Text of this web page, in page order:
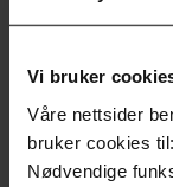
Vi bruker
Våre nettsider
bruker cookies til:
Nødvendige
Premium
Vinner av